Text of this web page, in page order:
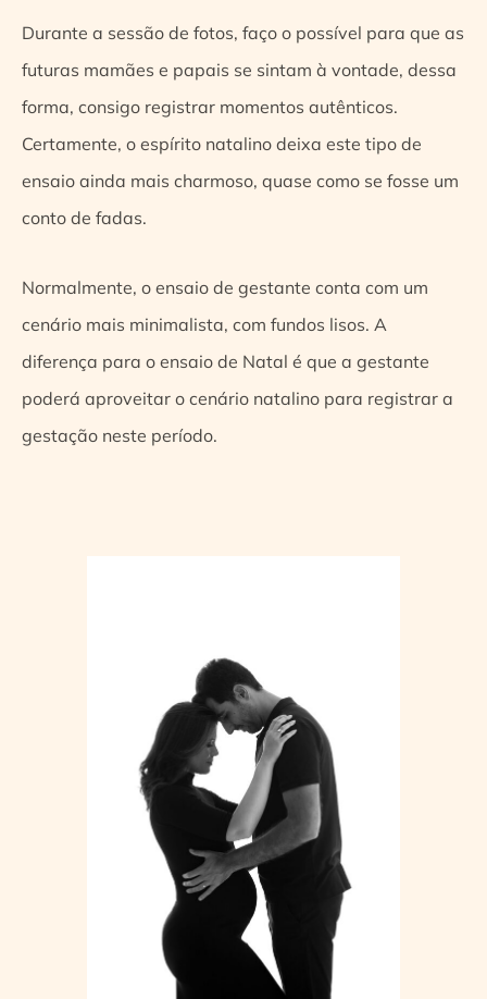
Durante a sessão de fotos, faço o possível para que as
futuras mamães e papais se sintam à vontade, dessa
forma, consigo registrar momentos autênticos.
Certamente, o espírito natalino deixa este tipo de
ensaio ainda mais charmoso, quase como se fosse um
conto de fadas.
Normalmente, o ensaio de gestante conta com um
cenário mais minimalista, com fundos lisos. A
diferença para o ensaio de Natal é que a gestante
poderá aproveitar o cenário natalino para registrar a
gestação neste período.